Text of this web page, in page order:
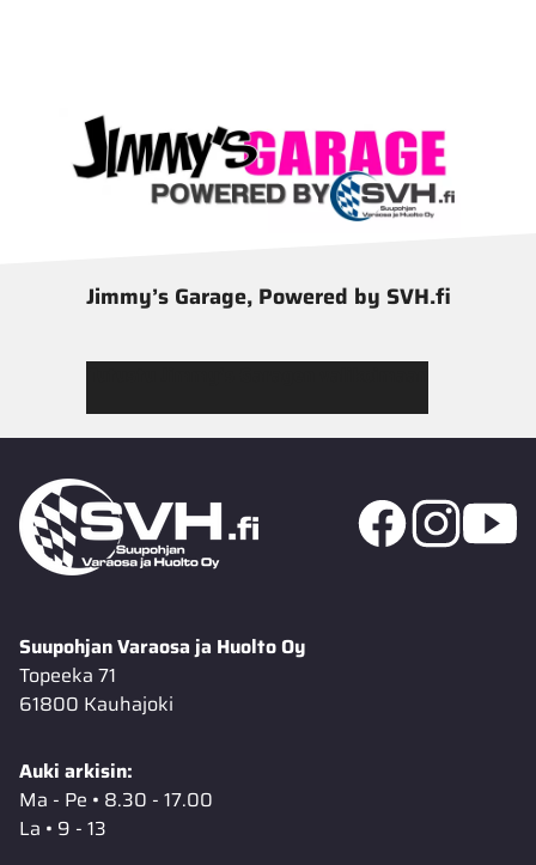
Jimmy’s Garage, Powered by SVH.fi
Suupohjan Varaosa ja Huolto Oy
Topeeka 71
61800 Kauhajoki
Auki arkisin:
Ma - Pe • 8.30 - 17.00
La • 9 - 13